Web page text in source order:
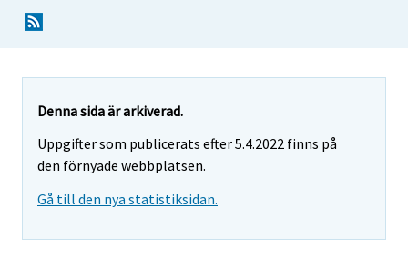
Denna sida är arkiverad.
Uppgifter som publicerats efter 5.4.2022 finns på
den förnyade webbplatsen.
Gå till den nya statistiksidan.